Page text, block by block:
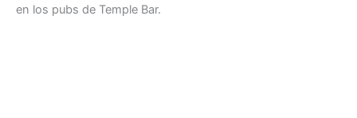
en los pubs de Temple Bar.